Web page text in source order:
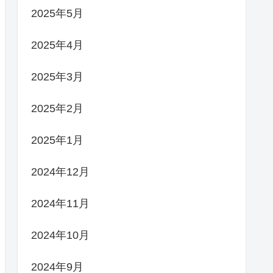
2025年5月
2025年4月
2025年3月
2025年2月
2025年1月
2024年12月
2024年11月
2024年10月
2024年9月